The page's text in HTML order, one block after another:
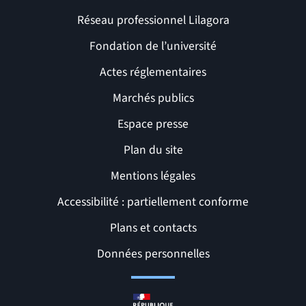
Liens et pages utiles
Réseau professionnel Lilagora
Fondation de l’université
Actes réglementaires
Marchés publics
Espace presse
Plan du site
Mentions légales
Accessibilité : partiellement conforme
Plans et contacts
Données personnelles